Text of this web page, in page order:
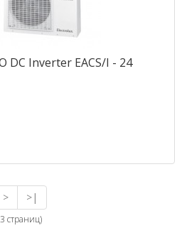
DC Inverter EACS/I - 24
> >|
страниц)